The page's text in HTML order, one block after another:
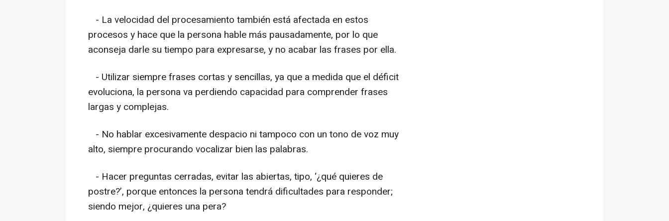
- La velocidad del procesamiento también está afectada en estos
procesos y hace que la persona hable más pausadamente, por lo que
aconseja darle su tiempo para expresarse, y no acabar las frases por ella.
- Utilizar siempre frases cortas y sencillas, ya que a medida que el déficit
evoluciona, la persona va perdiendo capacidad para comprender frases
largas y complejas.
- No hablar excesivamente despacio ni tampoco con un tono de voz muy
alto, siempre procurando vocalizar bien las palabras.
- Hacer preguntas cerradas, evitar las abiertas, tipo, ‘¿qué quieres de
postre?’, porque entonces la persona tendrá dificultades para responder;
siendo mejor, ¿quieres una pera?